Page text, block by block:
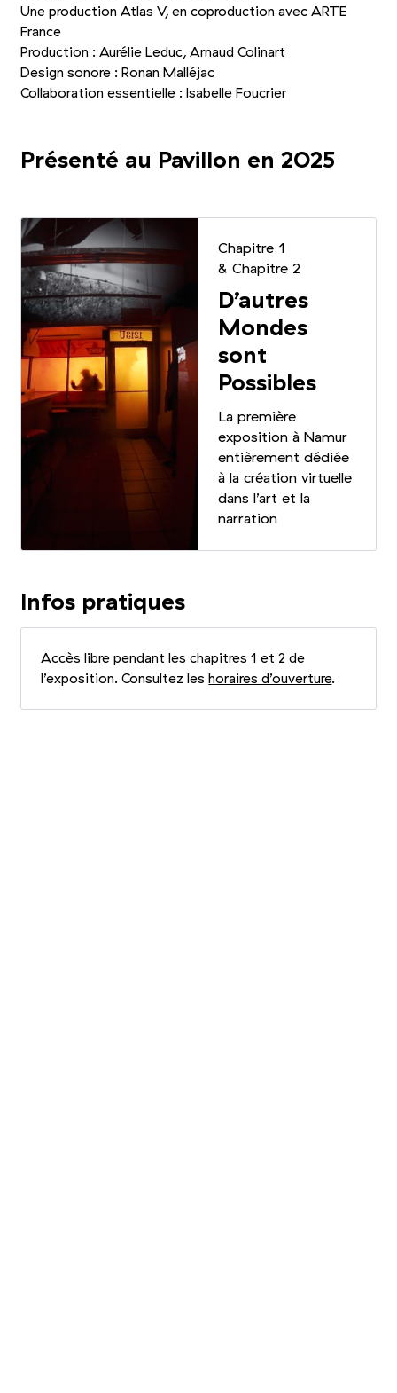
Une production Atlas V, en coproduction avec ARTE
France
Production : Aurélie Leduc, Arnaud Colinart
Design sonore : Ronan Malléjac
Collaboration essentielle : Isabelle Foucrier
Présenté au Pavillon en 2025
Chapitre 1
& Chapitre 2
D’autres
Mondes
sont
Possibles
La première
exposition à Namur
entièrement dédiée
à la création virtuelle
dans l’art et la
narration
Infos pratiques
Accès libre pendant les chapitres 1 et 2 de
l’exposition. Consultez les horaires d’ouverture.